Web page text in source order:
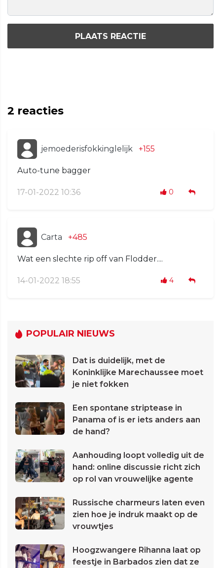
PLAATS REACTIE
2 reacties
jemoederisfokkinglelijk +155
Auto-tune bagger
17-01-2022 10:36 0
Carta +485
Wat een slechte rip off van Flodder....
14-01-2022 18:55 4
POPULAIR NIEUWS
Dat is duidelijk, met de
Koninklijke Marechaussee moet
je niet fokken
Een spontane striptease in
Panama of is er iets anders aan
de hand?
Aanhouding loopt volledig uit de
hand: online discussie richt zich
op rol van vrouwelijke agente
Russische charmeurs laten even
zien hoe je indruk maakt op de
vrouwtjes
Hoogzwangere Rihanna laat op
feestje in Barbados zien dat ze